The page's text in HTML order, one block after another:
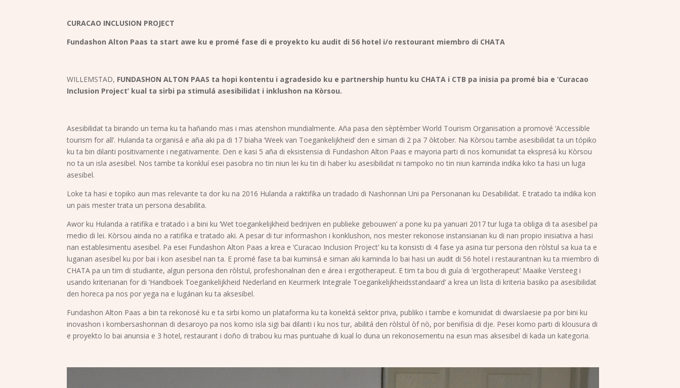
CURACAO INCLUSION PROJECT
Fundashon Alton Paas ta start awe ku e promé fase di e proyekto ku audit di 56 hotel i/o restourant miembro di CHATA
WILLEMSTAD, FUNDASHON ALTON PAAS ta hopi kontentu i agradesido ku e partnership huntu ku CHATA i CTB pa inisia pa promé bia e ‘Curacao
Inclusion Project’ kual ta sirbi pa stimulá asesibilidat i inklushon na Kòrsou.
Asesibilidat ta birando un tema ku ta hañando mas i mas atenshon mundialmente. Aña pasa den sèptèmber World Tourism Organisation a promové ‘Accessible
tourism for all’. Hulanda ta organisá e aña aki pa di 17 biaha ‘Week van Toegankelijkheid’ den e siman di 2 pa 7 òktober. Na Kòrsou tambe asesibilidat ta un tópiko
ku ta bin dilanti positivamente i negativamente. Den e kasi 5 aña di eksistensia di Fundashon Alton Paas e mayoria parti di nos komunidat ta ekspresá ku Kòrsou
no ta un isla asesibel. Nos tambe ta konkluí esei pasobra no tin niun lei ku tin di haber ku asesibilidat ni tampoko no tin niun kaminda indika kiko ta hasi un luga
asesibel.
Loke ta hasi e topiko aun mas relevante ta dor ku na 2016 Hulanda a raktifika un tradado di Nashonnan Uni pa Personanan ku Desabilidat. E tratado ta indika kon
un pais mester trata un persona desabilita.
Awor ku Hulanda a ratifika e tratado i a bini ku ‘Wet toegankelijkheid bedrijven en publieke gebouwen’ a pone ku pa yanuari 2017 tur luga ta obliga di ta asesibel pa
medio di lei. Kòrsou ainda no a ratifika e tratado aki. A pesar di tur informashon i konklushon, nos mester rekonose instansianan ku di nan propio inisiativa a hasi
nan establesimentu asesibel. Pa esei Fundashon Alton Paas a krea e ‘Curacao Inclusion Project’ ku ta konsisti di 4 fase ya asina tur persona den ròlstul sa kua ta e
luganan asesibel ku por bai i kon asesibel nan ta. E promé fase ta bai kuminsá e siman aki kaminda lo bai hasi un audit di 56 hotel i restaurantnan ku ta miembro di
CHATA pa un tim di studiante, algun persona den ròlstul, profeshonalnan den e área i ergotherapeut. E tim ta bou di guía di ‘ergotherapeut’ Maaike Versteeg i
usando kriterianan for di ‘Handboek Toegankelijkheid Nederland en Keurmerk Integrale Toegankelijkheidsstandaard’ a krea un lista di kriteria basiko pa asesibilidat
den horeca pa nos por yega na e lugánan ku ta aksesibel.
Fundashon Alton Paas a bin ta rekonosé ku e ta sirbi komo un plataforma ku ta konektá sektor priva, publiko i tambe e komunidat di dwarslaesie pa por bini ku
inovashon i kombersashonnan di desaroyo pa nos komo isla sigi bai dilanti i ku nos tur, abilitá den ròlstul òf nò, por benifisia di dje. Pesei komo parti di klousura di
e proyekto lo bai anunsia e 3 hotel, restaurant i doño di trabou ku mas puntuahe di kual lo duna un rekonosementu na esun mas aksesibel di kada un kategoria.